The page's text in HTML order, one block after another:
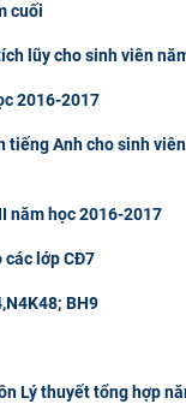
cuối
lũy cho sinh viên
2016-2017
Anh cho sinh
năm học 2016-2017
các lớp CĐ7
BH9
Lý thuyết tổng hợp